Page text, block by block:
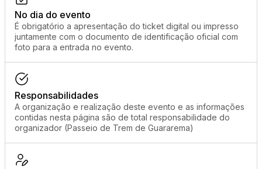
No dia do evento
É obrigatório a apresentação do ticket digital ou impresso
juntamente com o documento de identificação oficial com
foto para a entrada no evento.
Responsabilidades
A organização e realização deste evento e as informações
contidas nesta página são de total responsabilidade do
organizador (Passeio de Trem de Guararema)